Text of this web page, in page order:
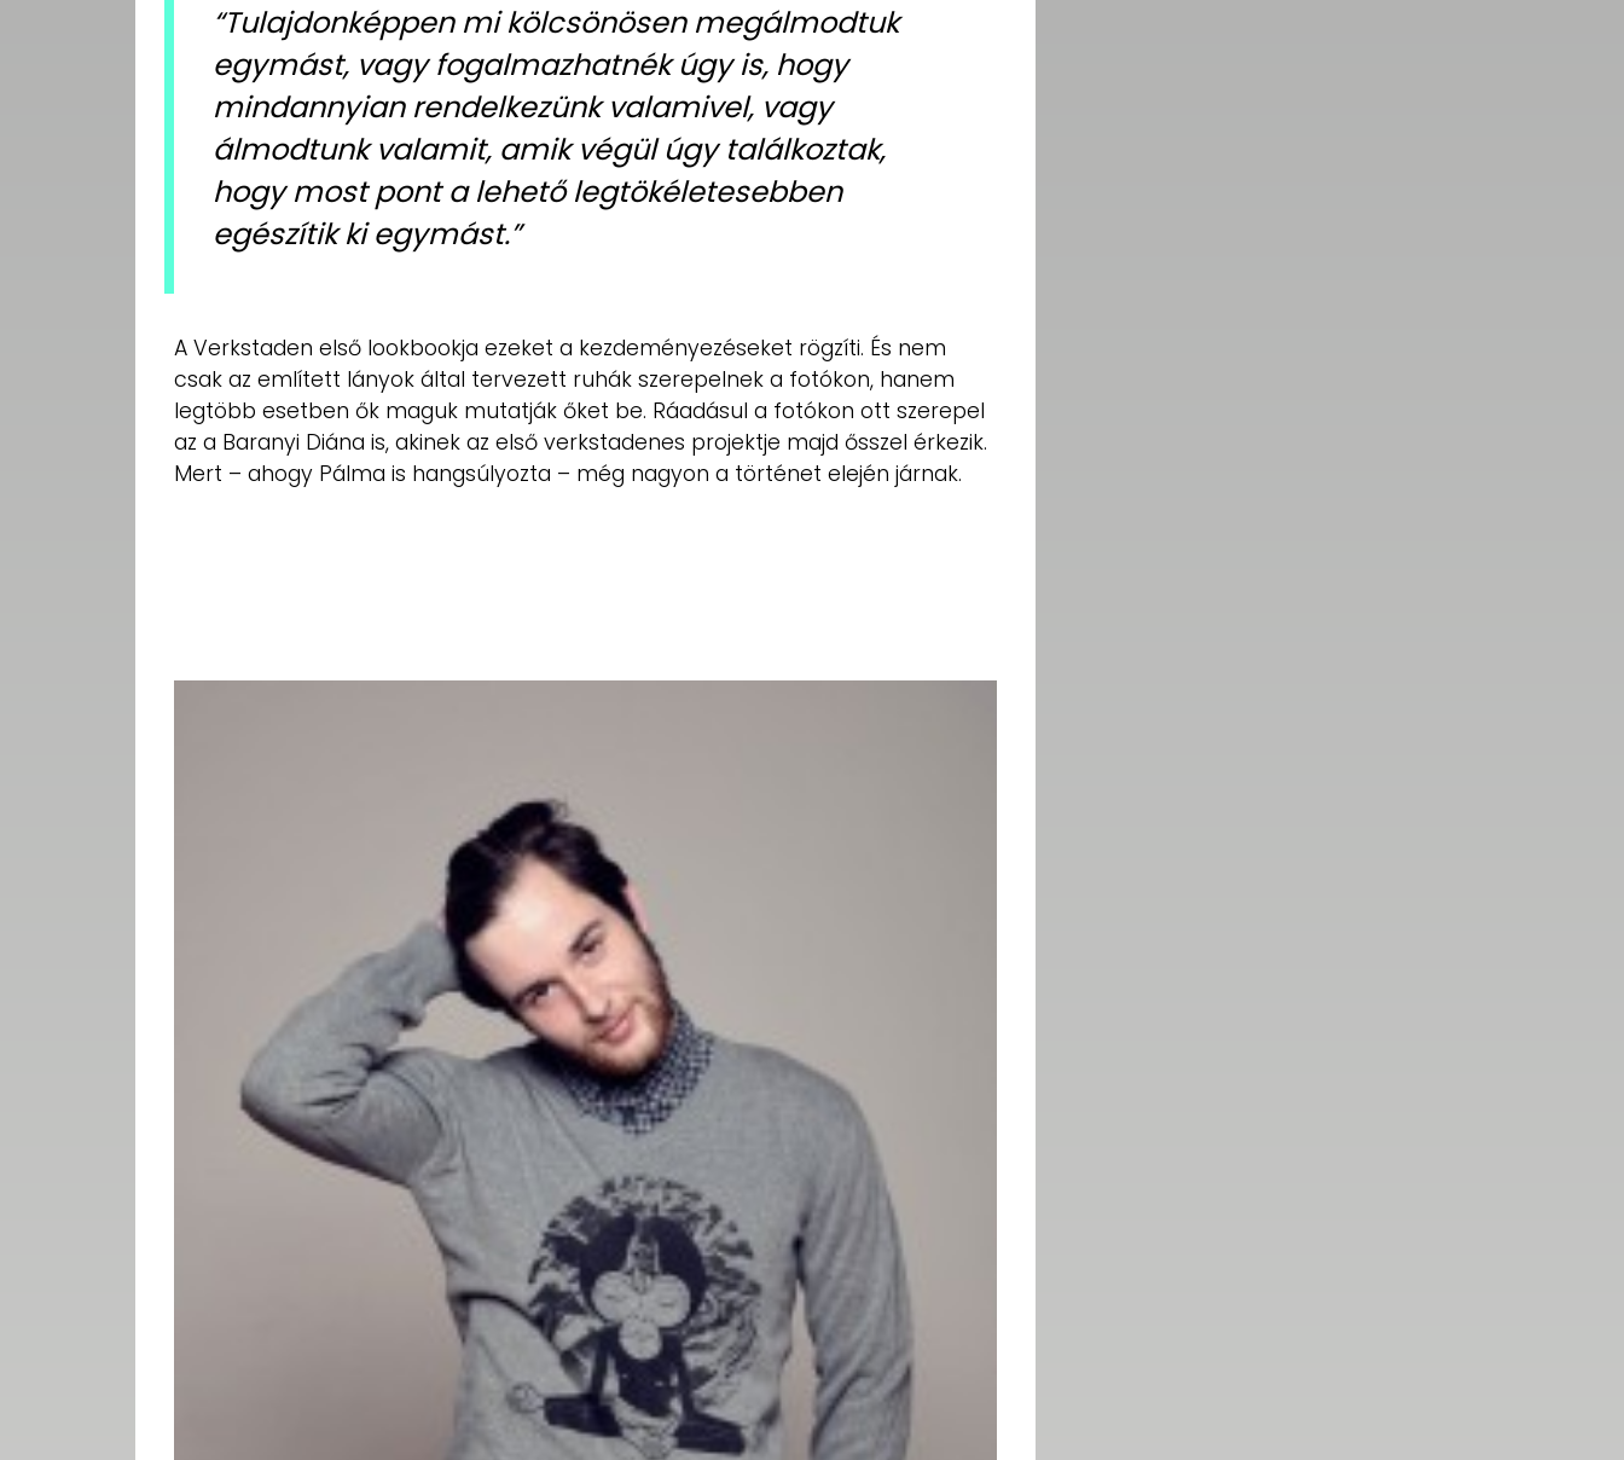
“Tulajdonképpen mi kölcsönösen megálmodtuk
egymást, vagy fogalmazhatnék úgy is, hogy
mindannyian rendelkezünk valamivel, vagy
álmodtunk valamit, amik végül úgy találkoztak,
hogy most pont a lehető legtökéletesebben
egészítik ki egymást.”
A Verkstaden első lookbookja ezeket a kezdeményezéseket rögzíti. És nem
csak az említett lányok által tervezett ruhák szerepelnek a fotókon, hanem
legtöbb esetben ők maguk mutatják őket be. Ráadásul a fotókon ott szerepel
az a Baranyi Diána is, akinek az első verkstadenes projektje majd ősszel érkezik.
Mert – ahogy Pálma is hangsúlyozta – még nagyon a történet elején járnak.